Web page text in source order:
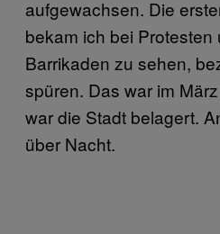
aufgewachsen. Die
bekam ich bei
Barrikaden zu sehen,
spüren. Das war im
war die Stadt belagert.
über Nacht.